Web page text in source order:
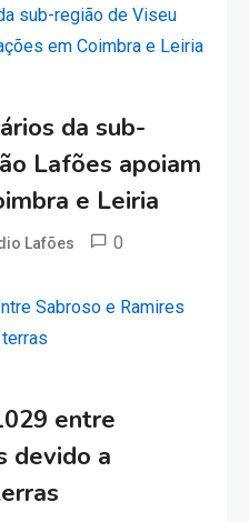
da sub-
Lafões apoiam
e Leiria
Lafões 0
entre
devido a